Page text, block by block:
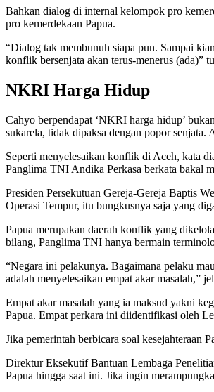
Bahkan dialog di internal kelompok pro
pro kemerdekaan Papua.
“Dialog tak membunuh siapa pun. Sampai
konflik bersenjata akan terus-menerus (ada)”
NKRI Harga Hidup
Cahyo berpendapat ‘NKRI harga hidup’
sukarela, tidak dipaksa dengan popor
Seperti menyelesaikan konflik di Aceh, kata
Panglima TNI Andika Perkasa berkata bakal
Presiden Persekutuan Gereja-Gereja Baptis
Operasi Tempur, itu bungkusnya saja yang
Papua merupakan daerah konflik yang
bilang, Panglima TNI hanya bermain
“Negara ini pelakunya. Bagaimana pelaku
adalah menyelesaikan empat akar masalah,”
Empat akar masalah yang ia maksud yakni
Papua. Empat perkara ini diidentifikasi oleh
Jika pemerintah berbicara soal kesejahteraan
Direktur Eksekutif Bantuan Lembaga
Papua hingga saat ini. Jika ingin